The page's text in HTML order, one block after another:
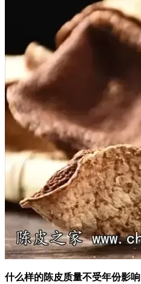
什么样的陈皮质量不受年份影响